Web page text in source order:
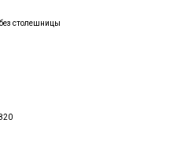
столешницы